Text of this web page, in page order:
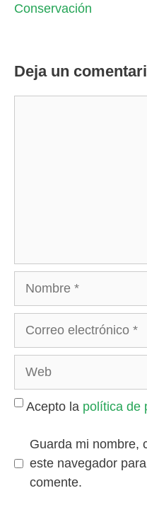
Conservación
Deja un
Acepto la política de
Guarda mi nombre,
este navegador
comente.